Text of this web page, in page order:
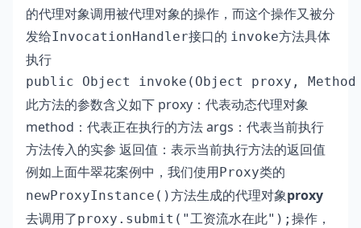
的代理对象调用被代理对象的操作，而这个操作又被分
发给InvocationHandler接口的 invoke方法具体
执行
public Object invoke(Object proxy,
此方法的参数含义如下 proxy：代表动态代理对象
method：代表正在执行的方法 args：代表当前执行
方法传入的实参 返回值：表示当前执行方法的返回值
例如上面牛翠花案例中，我们使用Proxy类的
newProxyInstance()方法生成的代理对象proxy
去调用了proxy.submit("工资流水在此"); 操作，